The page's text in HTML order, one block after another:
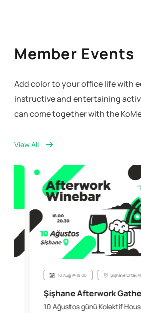
Member Events
Add color to your office life with
instructive and entertaining
can come together with the
View All
10 Aug @ 18:00 Şişhane Ortak
Şişhane Afterwork
10 Ağustos günü Kolektif